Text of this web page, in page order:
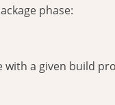
phase:
with a given build